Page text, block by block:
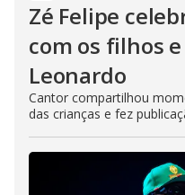
Zé Felipe
com os filhos
Leonardo
Cantor compartilhou
das crianças e fez